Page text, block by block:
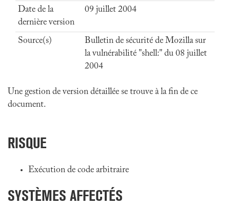
Date de la
dernière version
09 juillet 2004
Source(s)
Bulletin de sécurité de Mozilla sur
la vulnérabilité "shell:" du 08 juillet
2004
Une gestion de version détaillée se trouve à la fin de ce
document.
RISQUE
Exécution de code arbitraire
SYSTÈMES AFFECTÉS